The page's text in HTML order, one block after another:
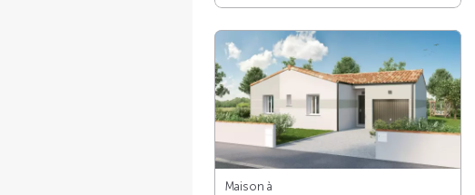
Maison à